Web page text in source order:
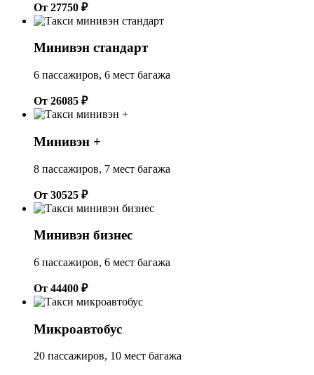
От 27750 ₽
Минивэн стандарт
6 пассажиров, 6 мест багажа
От 26085 ₽
Минивэн +
8 пассажиров, 7 мест багажа
От 30525 ₽
Минивэн бизнес
6 пассажиров, 6 мест багажа
От 44400 ₽
Микроавтобус
20 пассажиров, 10 мест багажа